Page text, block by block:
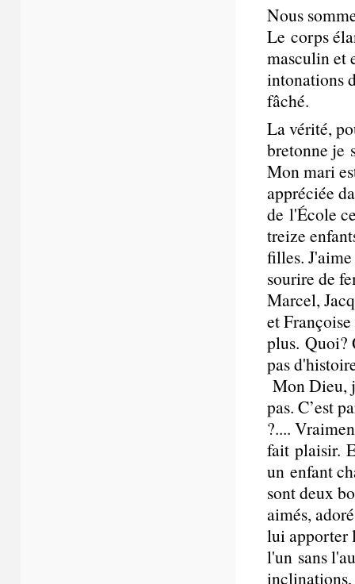
Nous
Le corps
masculin et
intonations
fâché.
La vérité,
bretonne je
Mon mari
appréciée
de l'École
treize
filles.
sourire de
Marcel,
et
plus. Quoi?
pas
Mon Dieu,
pas. C’est
?....
fait plaisir.
un enfant
sont deux
aimés,
lui apporter
l'un sans
inclinations,